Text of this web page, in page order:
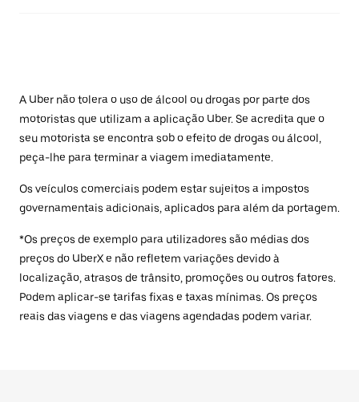
A Uber não tolera o uso de álcool ou drogas por parte dos
motoristas que utilizam a aplicação Uber. Se acredita que o
seu motorista se encontra sob o efeito de drogas ou álcool,
peça-lhe para terminar a viagem imediatamente.
Os veículos comerciais podem estar sujeitos a impostos
governamentais adicionais, aplicados para além da portagem.
*Os preços de exemplo para utilizadores são médias dos
preços do UberX e não refletem variações devido à
localização, atrasos de trânsito, promoções ou outros fatores.
Podem aplicar-se tarifas fixas e taxas mínimas. Os preços
reais das viagens e das viagens agendadas podem variar.